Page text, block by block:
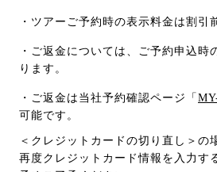
・ツアーご予約時の表示料金は割引
・ご返金については、ご予約申込時
ります。
・ご返金は当社予約確認ページ「
可能です。
＜クレジットカードの切り直し＞の
再度クレジットカード情報を入力す